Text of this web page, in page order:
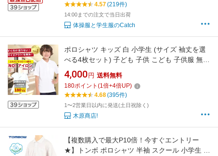
4.57(219件)
14:00までの注文で当日出荷
体操服と学生服のCatch
ポロシャツ キッズ 白 小学生 (サイズ 袖丈を選
べる4枚セット) 子ども 子供 こども 子供服 無地
子供服 男の子 女の子 ポロシャツ 白 無地 男女
兼用 制服 学生服 ポロシャツ シャツ スクールシ
ャツ 通学 小学生 学校用 学生服 小学校 白
4,000 円 送料無料
180ポイント (1倍+4倍UP)
4.68(395件)
1〜2営業日以内に発送(土日祝除く)
木原商店!
【複数購入で最大P10倍！今すぐエントリー
★】トンボ ポロシャツ 半袖 スクール 小学生 ス